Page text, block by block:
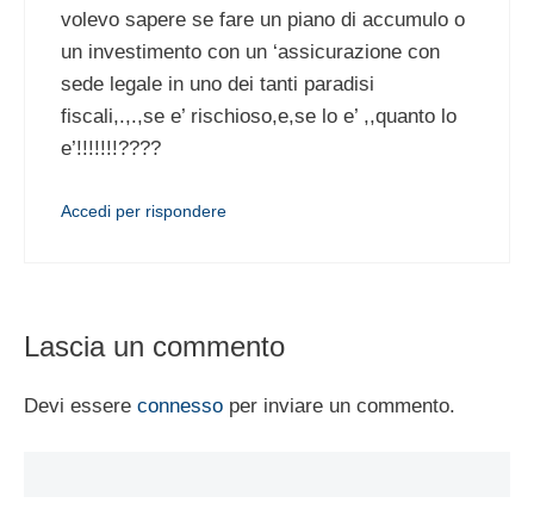
volevo sapere se fare un piano di accumulo o
un investimento con un ‘assicurazione con
sede legale in uno dei tanti paradisi
fiscali,.,.,se e’ rischioso,e,se lo e’ ,,quanto lo
e’!!!!!!!????
Accedi per rispondere
Lascia un commento
Devi essere connesso per inviare un commento.